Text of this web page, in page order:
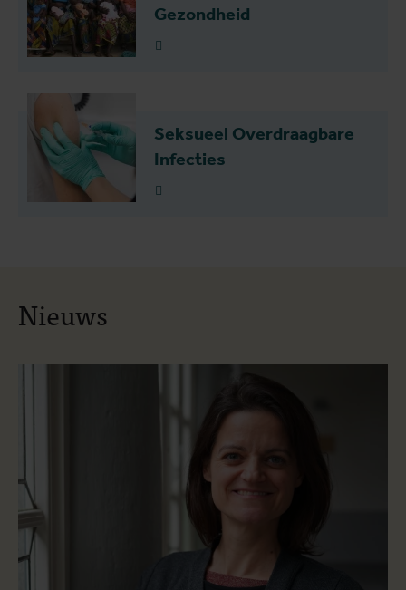
Gezondheid
Lees meer
Seksueel Overdraagbare
Infecties
Lees meer
Nieuws